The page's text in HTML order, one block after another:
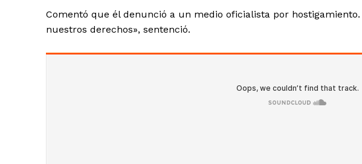
Comentó que él denunció a un medio oficialista por
nuestros derechos», sentenció.